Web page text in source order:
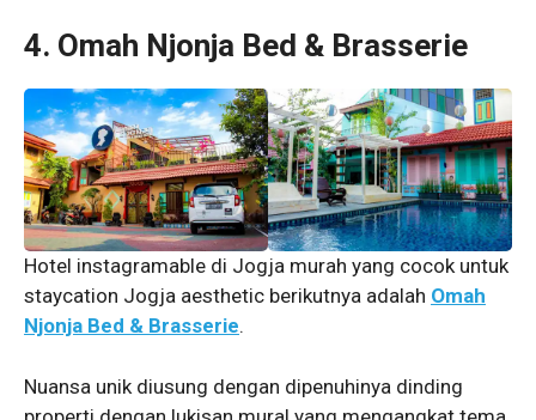
4. Omah Njonja Bed & Brasserie
Hotel instagramable di Jogja murah yang cocok untuk
staycation Jogja aesthetic berikutnya adalah Omah
Njonja Bed & Brasserie.
Nuansa unik diusung dengan dipenuhinya dinding